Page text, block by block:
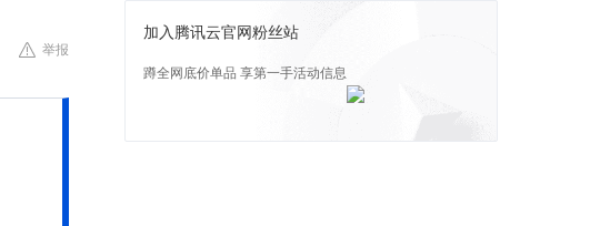
举报
加入腾讯云官网粉丝站
蹲全网底价单品 享第一手活动信息